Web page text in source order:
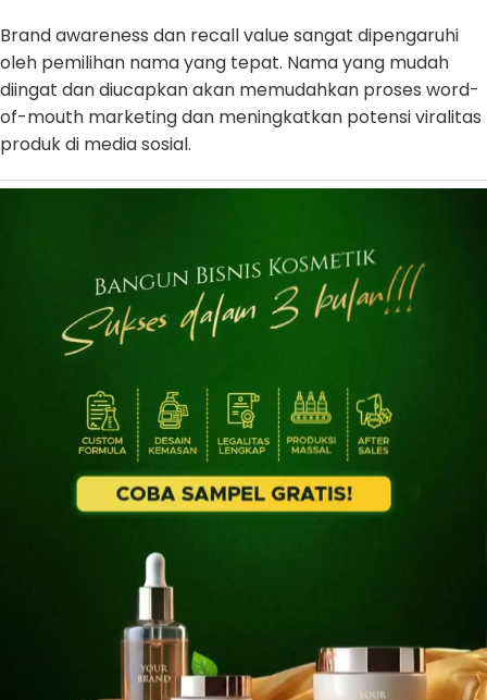
Brand awareness dan recall value sangat dipengaruhi
oleh pemilihan nama yang tepat. Nama yang mudah
diingat dan diucapkan akan memudahkan proses word-
of-mouth marketing dan meningkatkan potensi viralitas
produk di media sosial.